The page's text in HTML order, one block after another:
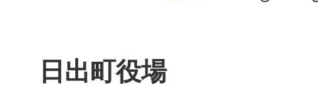
日出町役場